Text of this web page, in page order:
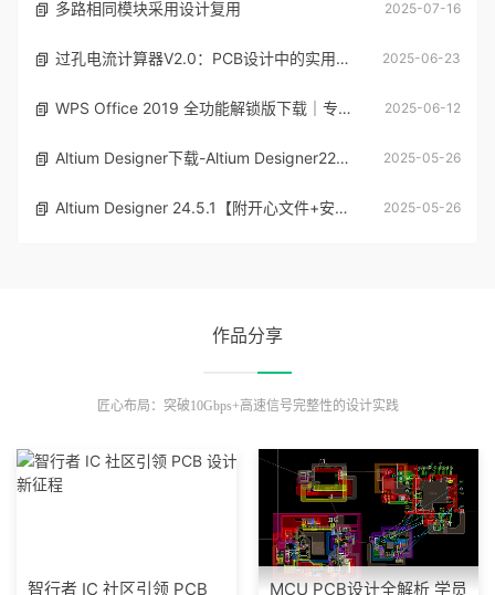
多路相同模块采用设计复用 2025-07-16
过孔电流计算器V2.0：PCB设计中的实用工具 Excel版本 2025-06-23
WPS Office 2019 全功能解锁版下载｜专业增强版办公神器 2025-06-12
Altium Designer下载-Altium Designer22中文版安装包 2025-05-26
Altium Designer 24.5.1【附开心文件+安装教程】中文开心版下载 2025-05-26
作品分享
匠心布局：突破10Gbps+高速信号完整性的设计实践
智行者 IC 社区引领 PCB
MCU PCB设计全解析 学员